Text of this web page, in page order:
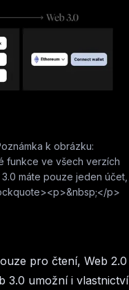
k obrázku:
funkce ve všech verzích
máte pouze jeden účet,
p>
pro čtení, Web 2.0
3.0 umožní i vlastnictví